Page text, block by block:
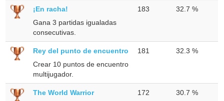
¡En racha!
Gana 3 partidas igualadas
consecutivas.
183 32.7 %
Rey del punto de encuentro
Crear 10 puntos de encuentro
multijugador.
181 32.3 %
The World Warrior
172 30.7 %